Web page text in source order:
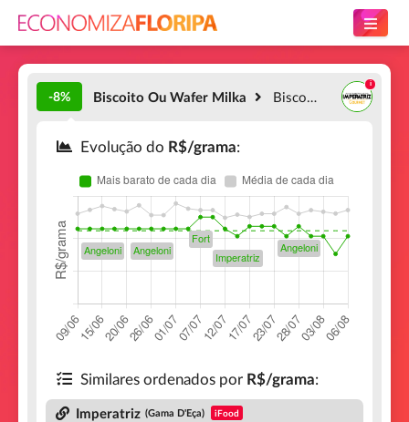
-8% Biscoito Ou Wafer Milka Biscoito Cookies Sensations com Recheio de Creme de Oreo Milka
Evolução do R$/grama:
Similares ordenados por R$/grama:
Imperatriz (Gama D'Eça) iFood